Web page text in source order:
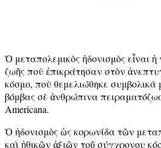
Ὁ μεταπολεμικὸς ἡδονισμὸς εἶναι
ζωῆς ποὺ ἐπικράτησαν στὸν
κόσμο, ποὺ θεμελιώθηκε συμβολικὰ
βόμβας σὲ ἀνθρώπινα
Americana.
Ὁ ἡδονισμὸς ὡς κορωνίδα τῶν
καὶ ἠθικῶν ἀξιῶν τοῦ σύγχρονου